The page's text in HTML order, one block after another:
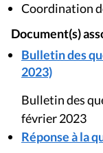
Coordination
Document(s)
Bulletin des
2023)
Bulletin des
février 2023
Réponse à la